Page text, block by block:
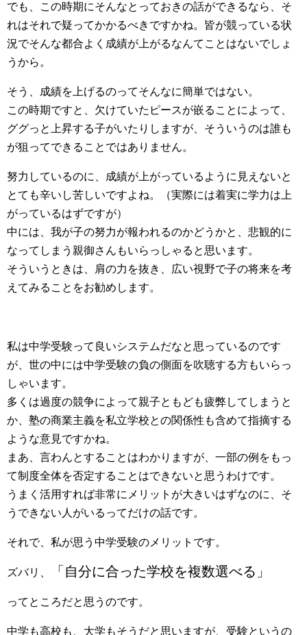
でも、この時期にそんなとっておきの話ができるなら、そ
れはそれで疑ってかかるべきですかね。皆が競っている状
況でそんな都合よく成績が上がるなんてことはないでしょ
うから。
そう、成績を上げるのってそんなに簡単ではない。
この時期ですと、欠けていたピースが嵌ることによって、
ググっと上昇する子がいたりしますが、そういうのは誰も
が狙ってできることではありません。
努力しているのに、成績が上がっているように見えないと
とても辛いし苦しいですよね。（実際には着実に学力は上
がっているはずですが）
中には、我が子の努力が報われるのかどうかと、悲観的に
なってしまう親御さんもいらっしゃると思います。
そういうときは、肩の力を抜き、広い視野で子の将来を考
えてみることをお勧めします。
私は中学受験って良いシステムだなと思っているのです
が、世の中には中学受験の負の側面を吹聴する方もいらっ
しゃいます。
多くは過度の競争によって親子ともども疲弊してしまうと
か、塾の商業主義を私立学校との関係性も含めて指摘する
ような意見ですかね。
まあ、言わんとすることはわかりますが、一部の例をもっ
て制度全体を否定することはできないと思うわけです。
うまく活用すれば非常にメリットが大きいはずなのに、そ
うできない人がいるってだけの話です。
それで、私が思う中学受験のメリットです。
ズバリ、 「自分に合った学校を複数選べる」
ってところだと思うのです。
中学も高校も、大学もそうだと思いますが、受験というの